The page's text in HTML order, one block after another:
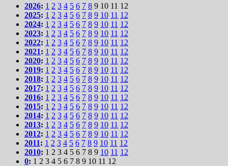
2026: 1 2 3 4 5 6 7 8 9 10 11 12
2025: 1 2 3 4 5 6 7 8 9 10 11 12
2024: 1 2 3 4 5 6 7 8 9 10 11 12
2023: 1 2 3 4 5 6 7 8 9 10 11 12
2022: 1 2 3 4 5 6 7 8 9 10 11 12
2021: 1 2 3 4 5 6 7 8 9 10 11 12
2020: 1 2 3 4 5 6 7 8 9 10 11 12
2019: 1 2 3 4 5 6 7 8 9 10 11 12
2018: 1 2 3 4 5 6 7 8 9 10 11 12
2017: 1 2 3 4 5 6 7 8 9 10 11 12
2016: 1 2 3 4 5 6 7 8 9 10 11 12
2015: 1 2 3 4 5 6 7 8 9 10 11 12
2014: 1 2 3 4 5 6 7 8 9 10 11 12
2013: 1 2 3 4 5 6 7 8 9 10 11 12
2012: 1 2 3 4 5 6 7 8 9 10 11 12
2011: 1 2 3 4 5 6 7 8 9 10 11 12
2010: 1 2 3 4 5 6 7 8 9 10 11 12
0: 1 2 3 4 5 6 7 8 9 10 11 12